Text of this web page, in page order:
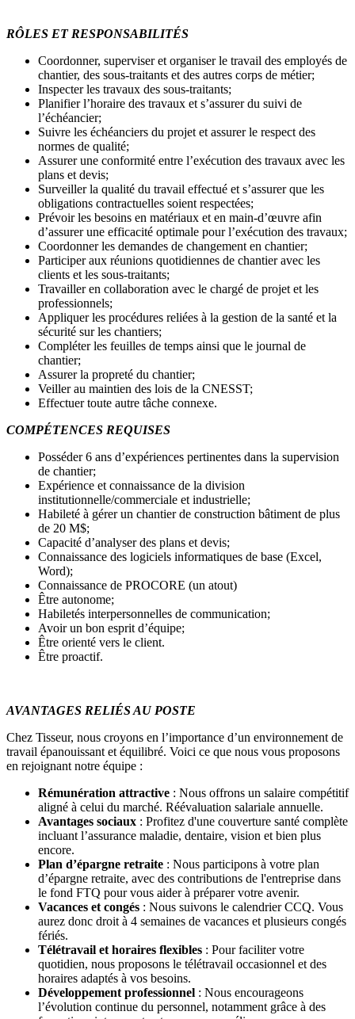
RÔLES ET RESPONSABILITÉS
Coordonner, superviser et organiser le travail des employés de
chantier, des sous-traitants et des autres corps de métier;
Inspecter les travaux des sous-traitants;
Planifier l’horaire des travaux et s’assurer du suivi de
l’échéancier;
Suivre les échéanciers du projet et assurer le respect des
normes de qualité;
Assurer une conformité entre l’exécution des travaux avec les
plans et devis;
Surveiller la qualité du travail effectué et s’assurer que les
obligations contractuelles soient respectées;
Prévoir les besoins en matériaux et en main-d’œuvre afin
d’assurer une efficacité optimale pour l’exécution des travaux;
Coordonner les demandes de changement en chantier;
Participer aux réunions quotidiennes de chantier avec les
clients et les sous-traitants;
Travailler en collaboration avec le chargé de projet et les
professionnels;
Appliquer les procédures reliées à la gestion de la santé et la
sécurité sur les chantiers;
Compléter les feuilles de temps ainsi que le journal de
chantier;
Assurer la propreté du chantier;
Veiller au maintien des lois de la CNESST;
Effectuer toute autre tâche connexe.
COMPÉTENCES REQUISES
Posséder 6 ans d’expériences pertinentes dans la supervision
de chantier;
Expérience et connaissance de la division
institutionnelle/commerciale et industrielle;
Habileté à gérer un chantier de construction bâtiment de plus
de 20 M$;
Capacité d’analyser des plans et devis;
Connaissance des logiciels informatiques de base (Excel,
Word);
Connaissance de PROCORE (un atout)
Être autonome;
Habiletés interpersonnelles de communication;
Avoir un bon esprit d’équipe;
Être orienté vers le client.
Être proactif.
AVANTAGES RELIÉS AU POSTE
Chez Tisseur, nous croyons en l’importance d’un environnement de
travail épanouissant et équilibré. Voici ce que nous vous proposons
en rejoignant notre équipe :
Rémunération attractive : Nous offrons un salaire compétitif
aligné à celui du marché. Réévaluation salariale annuelle.
Avantages sociaux : Profitez d'une couverture santé complète
incluant l’assurance maladie, dentaire, vision et bien plus
encore.
Plan d’épargne retraite : Nous participons à votre plan
d’épargne retraite, avec des contributions de l'entreprise dans
le fond FTQ pour vous aider à préparer votre avenir.
Vacances et congés : Nous suivons le calendrier CCQ. Vous
aurez donc droit à 4 semaines de vacances et plusieurs congés
fériés.
Télétravail et horaires flexibles : Pour faciliter votre
quotidien, nous proposons le télétravail occasionnel et des
horaires adaptés à vos besoins.
Développement professionnel : Nous encourageons
l’évolution continue du personnel, notamment grâce à des